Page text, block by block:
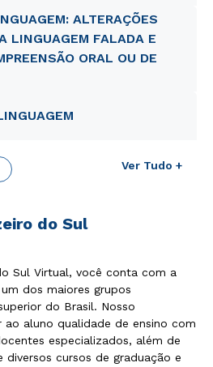
ALTERAÇÕES
LINGUAGEM FALADA E
ORAL OU DE
Ver Tudo +
do Sul
Sul Virtual, você conta com a
dos maiores grupos
do Brasil. Nosso
aluno qualidade de ensino com
especializados, além de
diversos cursos de graduação e
ou